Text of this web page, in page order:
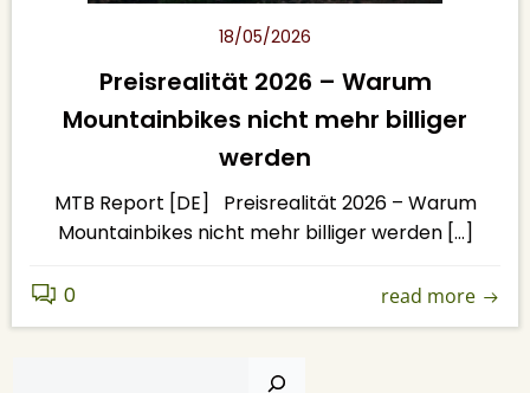
18/05/2026
Preisrealität 2026 – Warum
Mountainbikes nicht mehr billiger
werden
MTB Report [DE] Preisrealität 2026 – Warum
Mountainbikes nicht mehr billiger werden […]
0 read more
Suchen